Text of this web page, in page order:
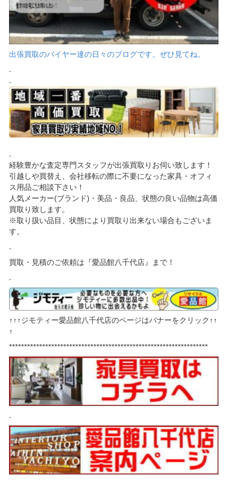
出張買取のバイヤー達の日々のブログです。ぜひ見てね。
.
.
.
経験豊かな査定専門スタッフが出張買取りお伺い致します！
引越しや買替え、会社移転の際に不要になった家具・オフィ
ス用品ご相談下さい！
人気メーカー(ブランド)・美品・良品、状態の良い品物は高価
買取り致します。
※取り扱い品目、状態により買取り出来ない場合もございま
す。
.
買取・見積のご依頼は『愛品館八千代店』まで！
.
↑↑↑ジモティー愛品館八千代店のページはバナーをクリック↑↑
↑
******************************************************************
.